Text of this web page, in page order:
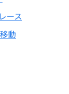
ース
動